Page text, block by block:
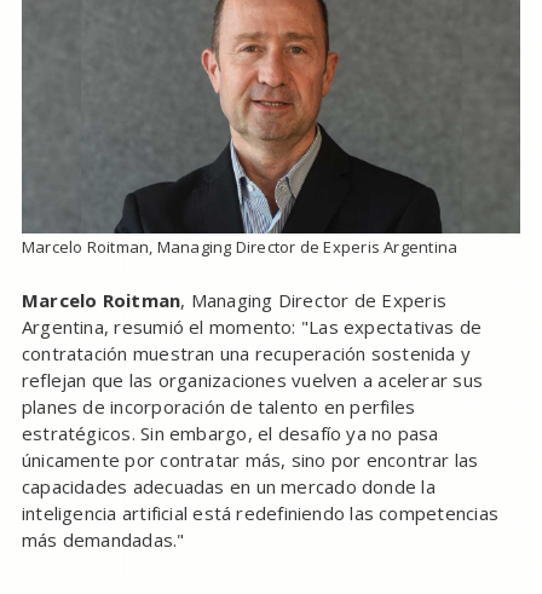
Marcelo Roitman, Managing Director de Experis Argentina
Marcelo Roitman, Managing Director de Experis
Argentina, resumió el momento: "Las expectativas de
contratación muestran una recuperación sostenida y
reflejan que las organizaciones vuelven a acelerar sus
planes de incorporación de talento en perfiles
estratégicos. Sin embargo, el desafío ya no pasa
únicamente por contratar más, sino por encontrar las
capacidades adecuadas en un mercado donde la
inteligencia artificial está redefiniendo las competencias
más demandadas."